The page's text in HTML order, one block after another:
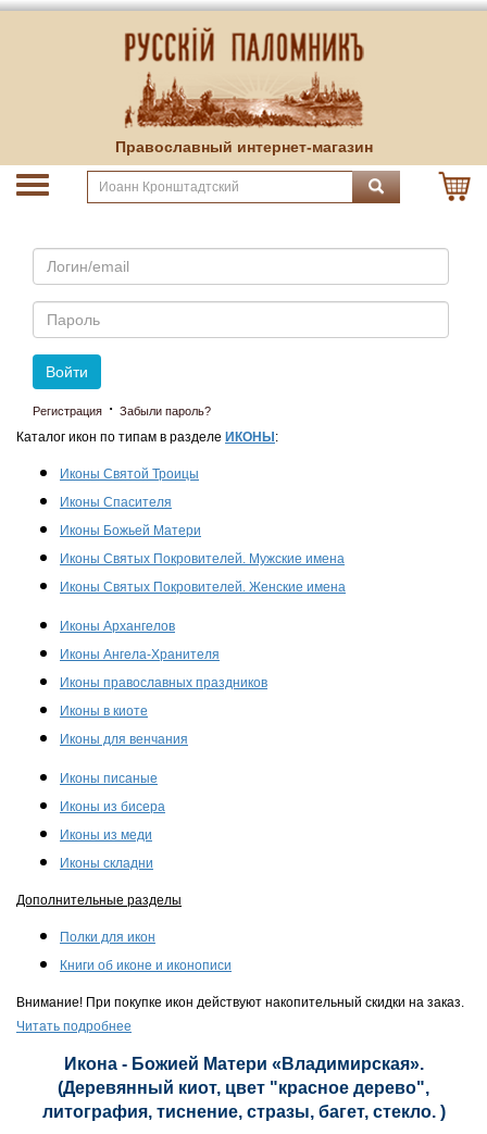
Православный интернет-магазин
Email
Пароль
Войти
Регистрация · Забыли пароль?
Каталог икон по типам в разделе ИКОНЫ :
Иконы Святой Троицы
Иконы Спасителя
Иконы Божьей Матери
Иконы Святых Покровителей. Мужские имена
Иконы Святых Покровителей. Женские имена
Иконы Архангелов
Иконы Ангела-Хранителя
Иконы православных праздников
Иконы в киоте
Иконы для венчания
Иконы писаные
Иконы из бисера
Иконы из меди
Иконы складни
Дополнительные разделы
Полки для икон
Книги об иконе и иконописи
Внимание! При покупке икон действуют накопительный скидки на заказ.
Читать подробнее
Икона - Божией Матери «Владимирская».
(Деревянный киот, цвет "красное дерево",
литография, тиснение, стразы, багет, стекло. )